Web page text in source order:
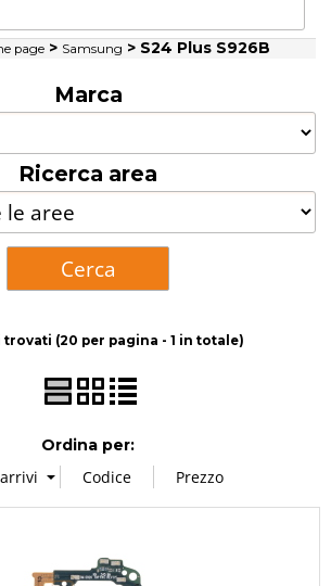
Ricambi Mac
Ricambi console
da laboratorio
Accessori
Ricondizionati
page > Samsung > S24 Plus S926B
Marca
Ricerca area
(20 per pagina - 1 in totale)
Ordina per: